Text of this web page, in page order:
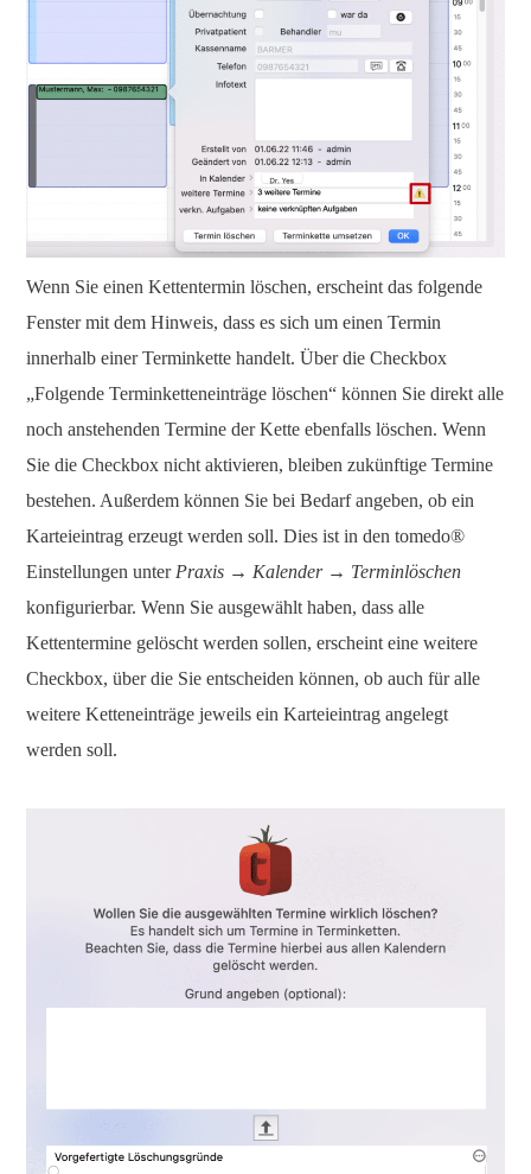
Wenn Sie einen Kettentermin löschen, erscheint das folgende
Fenster mit dem Hinweis, dass es sich um einen Termin
innerhalb einer Terminkette handelt. Über die Checkbox
„Folgende Terminketteneinträge löschen“ können Sie direkt alle
noch anstehenden Termine der Kette ebenfalls löschen. Wenn
Sie die Checkbox nicht aktivieren, bleiben zukünftige Termine
bestehen. Außerdem können Sie bei Bedarf angeben, ob ein
Karteieintrag erzeugt werden soll. Dies ist in den tomedo®
Einstellungen unter Praxis → Kalender → Terminlöschen
konfigurierbar. Wenn Sie ausgewählt haben, dass alle
Kettentermine gelöscht werden sollen, erscheint eine weitere
Checkbox, über die Sie entscheiden können, ob auch für alle
weitere Ketteneinträge jeweils ein Karteieintrag angelegt
werden soll.